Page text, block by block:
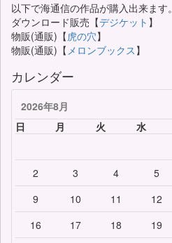
以下で海通信の作品が購入出来ます。
ダウンロード販売【デジケット 】
物販(通販)【虎の穴】
物販(通販)【 メロンブックス 】
カレンダー
2026年8月
日
月 火 水
2
3 4 5
9
10 11 12
16
17 18 19